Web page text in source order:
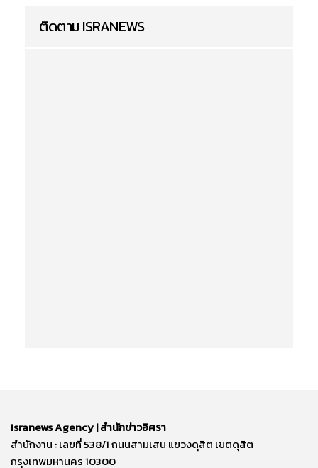
ติดตาม ISRANEWS
Isranews Agency | สำนักข่าวอิศรา
สำนักงาน : เลขที่ 538/1 ถนนสามเสน แขวงดุสิต เขตดุสิต
กรุงเทพมหานคร 10300